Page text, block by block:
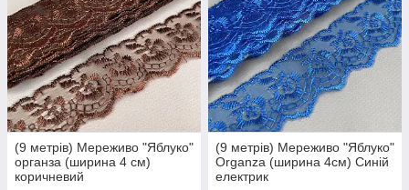
(9 метрів) Мереживо "Яблуко"
органза (ширина 4 см)
коричневий
(9 метрів) Мереживо "Яблуко"
Organza (ширина 4см) Синій
електрик